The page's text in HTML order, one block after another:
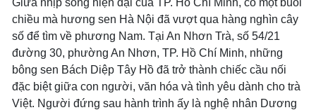
chiều mà hương sen Hà Nội đã vượt qua hàng nghìn cây
số để tìm về phương Nam. Tại An Nhơn Trà, số 54/21
đường 30, phường An Nhơn, TP. Hồ Chí Minh, những
bông sen Bách Diệp Tây Hồ đã trở thành chiếc cầu nối
đặc biệt giữa con người, văn hóa và tình yêu dành cho trà
Việt. Người đứng sau hành trình ấy là nghệ nhân Dương